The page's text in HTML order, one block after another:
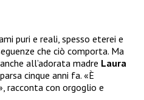
puri e reali, spesso eterei e
che ciò comporta. Ma
all’adorata madre Laura
cinque anni fa. «È
racconta con orgoglio e